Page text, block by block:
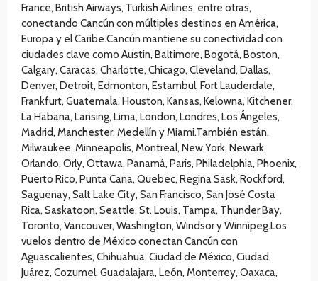
France, British Airways, Turkish Airlines, entre otras,
conectando Cancún con múltiples destinos en América,
Europa y el Caribe.Cancún mantiene su conectividad con
ciudades clave como Austin, Baltimore, Bogotá, Boston,
Calgary, Caracas, Charlotte, Chicago, Cleveland, Dallas,
Denver, Detroit, Edmonton, Estambul, Fort Lauderdale,
Frankfurt, Guatemala, Houston, Kansas, Kelowna, Kitchener,
La Habana, Lansing, Lima, London, Londres, Los Ángeles,
Madrid, Manchester, Medellín y Miami.También están,
Milwaukee, Minneapolis, Montreal, New York, Newark,
Orlando, Orly, Ottawa, Panamá, París, Philadelphia, Phoenix,
Puerto Rico, Punta Cana, Quebec, Regina Sask, Rockford,
Saguenay, Salt Lake City, San Francisco, San José Costa
Rica, Saskatoon, Seattle, St. Louis, Tampa, Thunder Bay,
Toronto, Vancouver, Washington, Windsor y Winnipeg.Los
vuelos dentro de México conectan Cancún con
Aguascalientes, Chihuahua, Ciudad de México, Ciudad
Juárez, Cozumel, Guadalajara, León, Monterrey, Oaxaca,